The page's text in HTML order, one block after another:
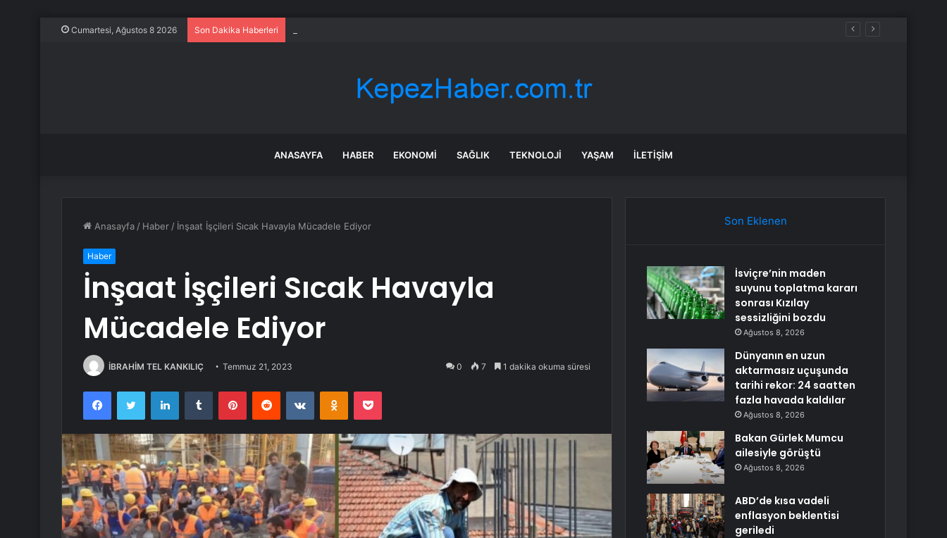
Cumartesi, Ağustos 8 2026 Son Dakika Haberleri
ANASAYFA HABER EKONOMI SAĞLIK TEKNOLOJI YAŞAM İLETIŞIM
Anasayfa / Haber / İnşaat İşçileri Sıcak Havayla Mücadele Ediyor
Haber
İnşaat İşçileri Sıcak Havayla
Mücadele Ediyor
İBRAHİM TEL KANKILIÇ Temmuz 21, 2023 0 7 1 dakika okuma süresi
FacebookTwitter LinkedInTumblr PinterestReddit VKontakteOdnoklassniki
Pocket
Son Eklenen
İsviçre’nin maden
suyunu toplatma kararı
sonrası Kızılay
sessizliğini bozdu
Ağustos 8, 2026
Dünyanın en uzun
aktarmasız uçuşunda
tarihi rekor: 24 saatten
fazla havada kaldılar
Ağustos 8, 2026
Bakan Gürlek Mumcu
ailesiyle görüştü
Ağustos 8, 2026
ABD’de kısa vadeli
enflasyon beklentisi
geriledi